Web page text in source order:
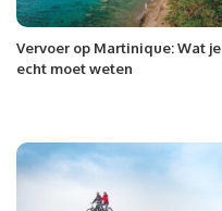
Vervoer op Martinique: Wat je
echt moet weten